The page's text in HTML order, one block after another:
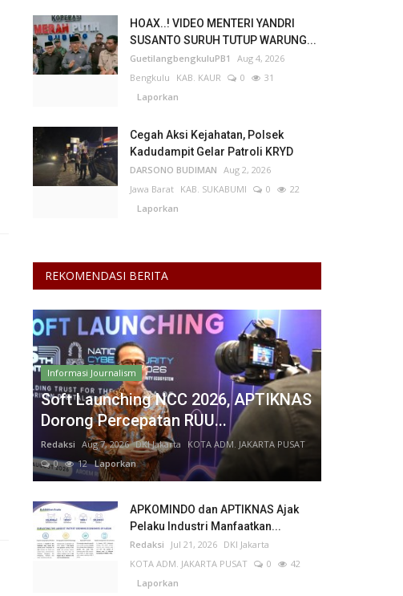
HOAX..! VIDEO MENTERI YANDRI
SUSANTO SURUH TUTUP WARUNG...
GuetilangbengkuluPB1
Aug 4, 2026
Bengkulu
KAB. KAUR 0
31
Laporkan
Cegah Aksi Kejahatan, Polsek
Kadudampit Gelar Patroli KRYD
DARSONO BUDIMAN Aug 2, 2026
Jawa Barat KAB. SUKABUMI 0
22
Laporkan
REKOMENDASI BERITA
Informasi Journalism
Soft Launching NCC 2026, APTIKNAS
Dorong Percepatan RUU...
Redaksi Aug 7, 2026 DKI Jakarta
KOTA ADM. JAKARTA PUSAT
0
12Laporkan
APKOMINDO dan APTIKNAS Ajak
Pelaku Industri Manfaatkan...
Redaksi Jul 21, 2026 DKI Jakarta
KOTA ADM. JAKARTA PUSAT
0
42
Laporkan